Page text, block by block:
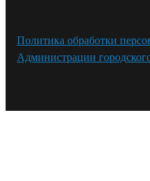
Политика обработки
Администрации